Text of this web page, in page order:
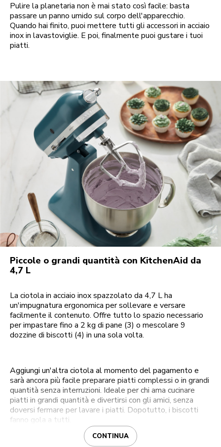
Pulire la planetaria non è mai stato così facile: basta
passare un panno umido sul corpo dell'apparecchio.
Quando hai finito, puoi mettere tutti gli accessori in acciaio
inox in lavastoviglie. E poi, finalmente puoi gustare i tuoi
piatti.
Piccole o grandi quantità con KitchenAid da
4,7 L
La ciotola in acciaio inox spazzolato da 4,7 L ha
un'impugnatura ergonomica per sollevare e versare
facilmente il contenuto. Offre tutto lo spazio necessario
per impastare fino a 2 kg di pane (3) o mescolare 9
dozzine di biscotti (4) in una sola volta.
Aggiungi un'altra ciotola al momento del pagamento e
sarà ancora più facile preparare piatti complessi o in grandi
quantità senza interruzioni. Ideale per chi ama cucinare
piatti in grandi quantità e divertirsi con gli amici, senza
doversi fermare per lavare i piatti. Dopotutto, i biscotti
fanno gola a tutti.
CONTINUA